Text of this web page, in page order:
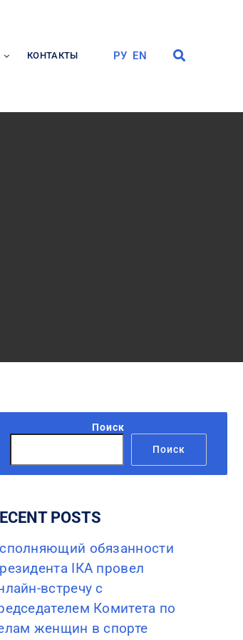
КОНТАКТЫ РУ EN
Поиск
Поиск
POSTS
обязанности
IКА провел
встречу с
Комитета по
женщин в спорте